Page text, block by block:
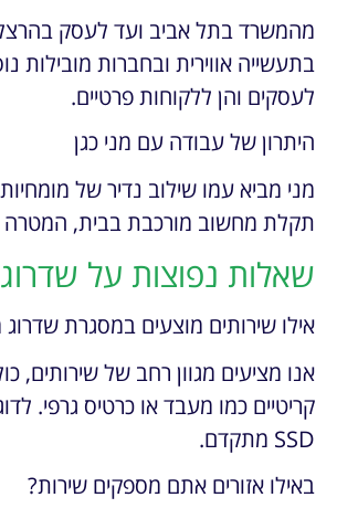
מהמשרד בתל אביב ועד לעסק
בתעשייה אווירית ובחברות
לעסקים והן ללקוחות פרטיים.
היתרון של עבודה עם מני כגן
מני מביא עמו שילוב נדיר של
תקלת מחשוב מורכבת בבית, המטרה
שאלות נפוצות על
אילו שירותים מוצעים במסגרת
אנו מציעים מגוון רחב של שירותים,
קריטיים כמו מעבד או כרטיס גרפי.
SSD מתקדם.
באילו אזורים אתם מספקים שירות?